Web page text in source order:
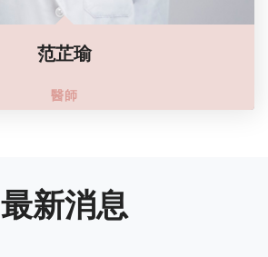
范芷瑜
醫師
最新消息